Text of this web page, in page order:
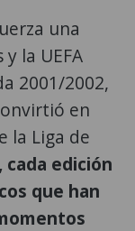
una
la UEFA
2001/2002,
en
la Liga de
cada edición
que han